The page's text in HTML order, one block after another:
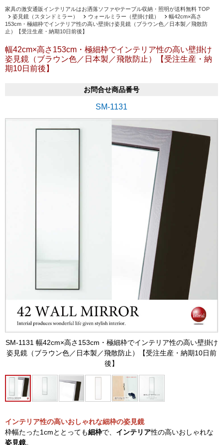
家具の激安通販インテリアルはお洒落ソファやテーブル収納・照明が送料無料 TOP
姿見鏡（スタンドミラー）
ウォールミラー（壁掛け鏡）
幅42cm×高さ
153cm・極細枠でインテリア性の高い壁掛け姿見鏡（ブラウン色／日本製／飛散防
止）【受注生産・納期10日前後】
幅42cm×高さ153cm・極細枠でインテリア性の高い壁掛け
姿見鏡（ブラウン色／日本製／飛散防止）【受注生産・納
期10日前後】
お問合せ商品番号
SM-1131
SM-1131 幅42cm×高さ153cm・極細枠でインテリア性の高い壁掛け
姿見鏡（ブラウン色／日本製／飛散防止）【受注生産・納期10日前
後】
インテリア性の高いおしゃれな細枠の姿見鏡
枠幅たった1cmととっても細枠で、 インテリア性の高いおしゃれな
姿見鏡。